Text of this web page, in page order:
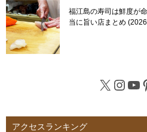
福江島の寿司は鮮度が
当に旨い店まとめ
X
アクセスランキング